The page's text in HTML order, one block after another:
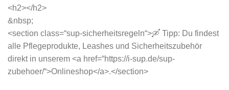
<h2></h2>
&nbsp;
<section class=“sup-sicherheitsregeln“>🛶 Tipp: Du findest
alle Pflegeprodukte, Leashes und Sicherheitszubehör
direkt in unserem <a href=“https://i-sup.de/sup-
zubehoer/“>Onlineshop</a>.</section>